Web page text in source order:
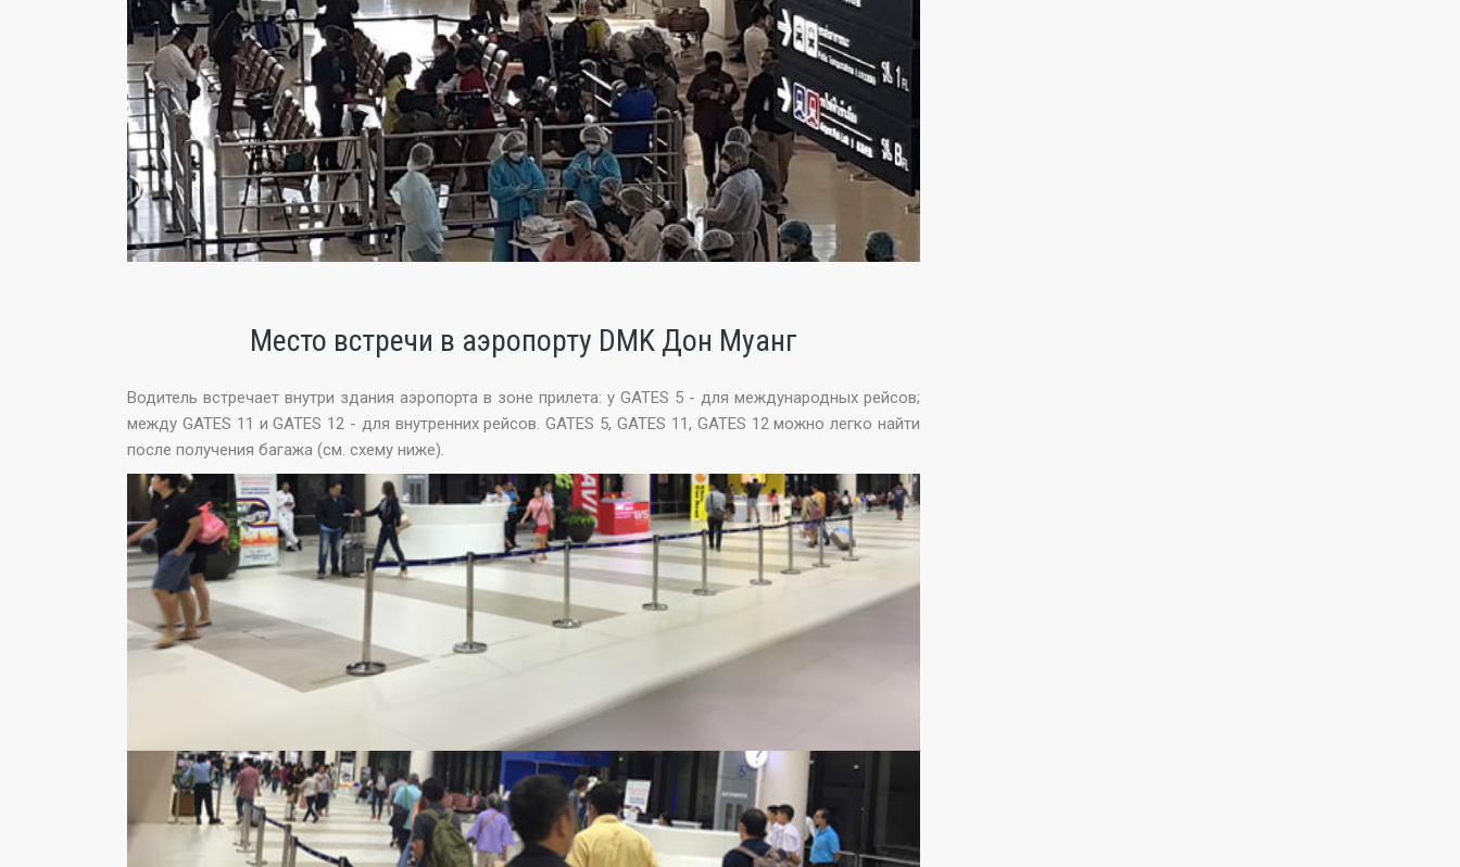
Место встречи в аэропорту DMK Дон Муанг
Водитель встречает внутри здания аэропорта в зоне прилета: у GATES 5 - для международных рейсов;
между GATES 11 и GATES 12 - для внутренних рейсов. GATES 5, GATES 11, GATES 12 можно легко найти
после получения багажа (см. схему ниже).